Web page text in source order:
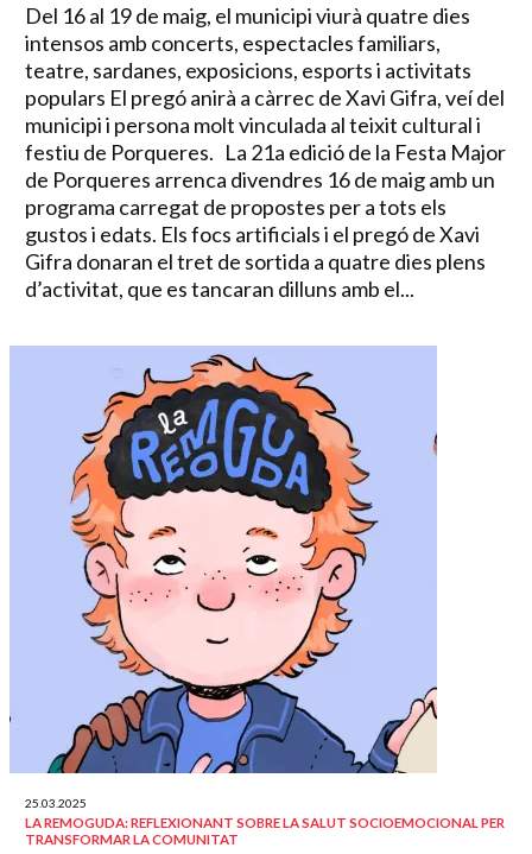
Del 16 al 19 de maig, el municipi viurà quatre dies
intensos amb concerts, espectacles familiars,
teatre, sardanes, exposicions, esports i activitats
populars El pregó anirà a càrrec de Xavi Gifra, veí del
municipi i persona molt vinculada al teixit cultural i
festiu de Porqueres. La 21a edició de la Festa Major
de Porqueres arrenca divendres 16 de maig amb un
programa carregat de propostes per a tots els
gustos i edats. Els focs artificials i el pregó de Xavi
Gifra donaran el tret de sortida a quatre dies plens
d’activitat, que es tancaran dilluns amb el...
25.03.2025
LA REMOGUDA: REFLEXIONANT SOBRE LA SALUT SOCIOEMOCIONAL PER
TRANSFORMAR LA COMUNITAT